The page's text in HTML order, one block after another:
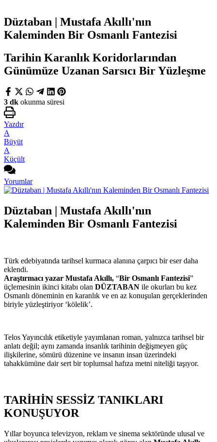
Düztaban | Mustafa Akıllı'nın
Kaleminden Bir Osmanlı Fantezisi
Tarihin Karanlık Koridorlarından
Günümüze Uzanan Sarsıcı Bir Yüzleşme
3 dk okunma süresi
Yazdır
A
Büyüt
A
Küçült
Yorumlar
Düztaban | Mustafa Akıllı'nın
Kaleminden Bir Osmanlı Fantezisi
Türk edebiyatında tarihsel kurmaca alanına çarpıcı bir eser daha
eklendi.
Araştırmacı yazar Mustafa Akıllı, “Bir Osmanlı Fantezisi”
üçlemesinin ikinci kitabı olan DÜZTABAN ile okurları bu kez
Osmanlı döneminin en karanlık ve en az konuşulan gerçeklerinden
biriyle yüzleştiriyor ‘kölelik’.
Telos Yayıncılık etiketiyle yayımlanan roman, yalnızca tarihsel bir
anlatı değil; aynı zamanda insanlık tarihinin değişmeyen güç
ilişkilerine, sömürü düzenine ve insanın insan üzerindeki
tahakkümüne dair sert bir toplumsal hafıza metni niteliği taşıyor.
TARİHİN SESSİZ TANIKLARI
KONUŞUYOR
Yıllar boyunca televizyon, reklam ve sinema sektöründe ulusal ve